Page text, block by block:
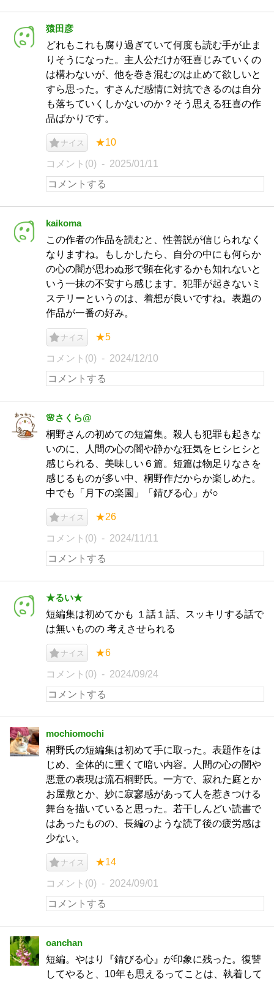
猿田彦
どれもこれも腐り過ぎていて何度も読む手が止ま
りそうになった。主人公だけが狂喜じみていくの
は構わないが、他を巻き混むのは止めて欲しいと
すら思った。すさんだ感情に対抗できるのは自分
も落ちていくしかないのか？そう思える狂喜の作
品ばかりです。
ナイス ★10
コメント(0) 2025/01/11
kaikoma
この作者の作品を読むと、性善説が信じられなく
なりますね。もしかしたら、自分の中にも何らか
の心の闇が思わぬ形で顕在化するかも知れないと
いう一抹の不安すら感じます。犯罪が起きないミ
ステリーというのは、着想が良いですね。表題の
作品が一番の好み。
ナイス ★5
コメント(0) 2024/12/10
🌸さくら@
桐野さんの初めての短篇集。殺人も犯罪も起きな
いのに、人間の心の闇や静かな狂気をヒシヒシと
感じられる、美味しい６篇。短篇は物足りなさを
感じるものが多い中、桐野作だからか楽しめた。
中でも「月下の楽園」「錆びる心」が○
ナイス ★26
コメント(0) 2024/11/11
★るい★
短編集は初めてかも １話１話、スッキリする話で
は無いものの 考えさせられる
ナイス ★6
コメント(0) 2024/09/24
mochiomochi
桐野氏の短編集は初めて手に取った。表題作をは
じめ、全体的に重くて暗い内容。人間の心の闇や
悪意の表現は流石桐野氏。一方で、寂れた庭とか
お屋敷とか、妙に寂寥感があって人を惹きつける
舞台を描いていると思った。若干しんどい読書で
はあったものの、長編のような読了後の疲労感は
少ない。
ナイス ★14
コメント(0) 2024/09/01
oanchan
短編。やはり『錆びる心』が印象に残った。復讐
してやると、10年も思えるってことは、執着して